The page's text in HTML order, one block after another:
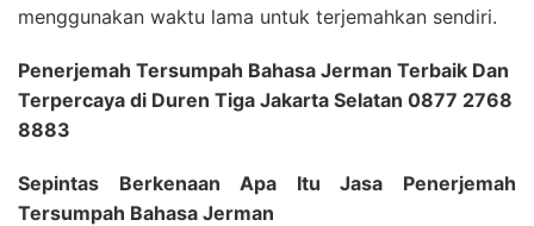
menggunakan waktu lama untuk terjemahkan sendiri.
Penerjemah Tersumpah Bahasa Jerman Terbaik Dan
Terpercaya di Duren Tiga Jakarta Selatan 0877 2768
8883
Sepintas Berkenaan Apa Itu Jasa Penerjemah
Tersumpah Bahasa Jerman